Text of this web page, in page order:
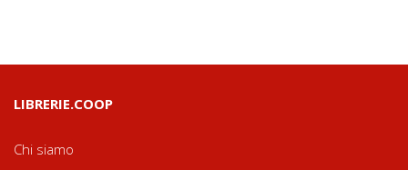
LIBRERIE.COOP
Chi siamo